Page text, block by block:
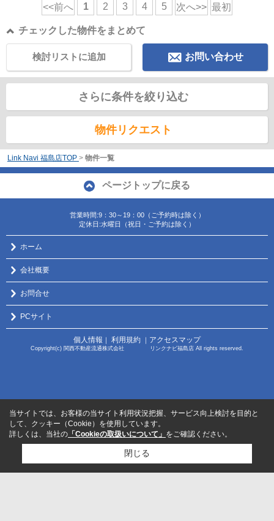
<<前へ 1 2 3 4 5 次へ>> 最初
チェックした物件をまとめて
お問い合わせ
検討リストに追加
さらに条件を絞り込む
物件リクエスト
Link Navi 福島店TOP > 物件一覧
ページトップに戻る
営業時間:9：30～19：00（ご予約時は除く）
定休日:水曜日（祝日・ご予約は除く）
ホーム
会社概要
お問合せ
PCサイト
個人情報 ｜ 利用規約 ｜ アクセスマップ
Copyright(c) 関西不動産流通株式会社 リンクナビ福島店 All rights reserved.
当サイトでは、お客様の当サイト利用状況把握、サービス向上検討を目的と
して、クッキー（Cookie）を使用しています。
詳しくは、当社の 「Cookieの取扱いについて」 をご確認ください。
閉じる